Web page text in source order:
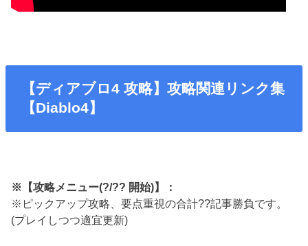
【ディアブロ4 攻略】攻略関連リンク集
【Diablo4】
※【攻略メニュー(?/?? 開始)】：
※ピックアップ攻略、要点重視の合計??記事勝負です。
(プレイしつつ適宜更新)